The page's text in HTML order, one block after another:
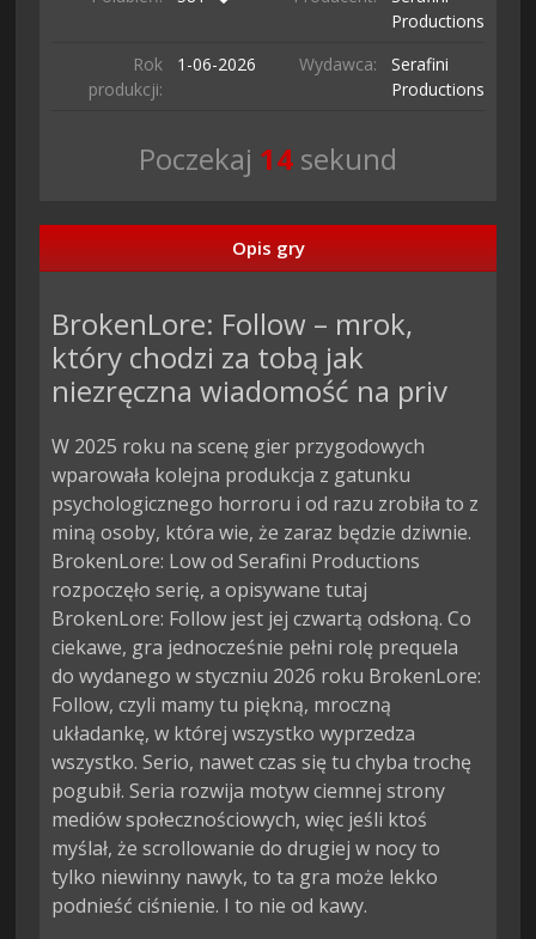
Productions
Rok
produkcji:
1-06-2026 Wydawca:
Serafini
Productions
Poczekaj 13 sekund
Opis gry
BrokenLore: Follow – mrok,
który chodzi za tobą jak
niezręczna wiadomość na priv
W 2025 roku na scenę gier przygodowych
wparowała kolejna produkcja z gatunku
psychologicznego horroru i od razu zrobiła to z
miną osoby, która wie, że zaraz będzie dziwnie.
BrokenLore: Low od Serafini Productions
rozpoczęło serię, a opisywane tutaj
BrokenLore: Follow jest jej czwartą odsłoną. Co
ciekawe, gra jednocześnie pełni rolę prequela
do wydanego w styczniu 2026 roku BrokenLore:
Follow, czyli mamy tu piękną, mroczną
układankę, w której wszystko wyprzedza
wszystko. Serio, nawet czas się tu chyba trochę
pogubił. Seria rozwija motyw ciemnej strony
mediów społecznościowych, więc jeśli ktoś
myślał, że scrollowanie do drugiej w nocy to
tylko niewinny nawyk, to ta gra może lekko
podnieść ciśnienie. I to nie od kawy.